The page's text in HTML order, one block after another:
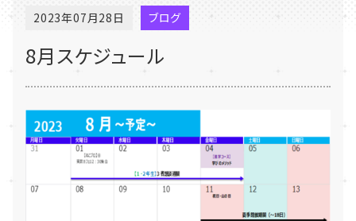
2023年07月28日 ブログ
8月スケジュール